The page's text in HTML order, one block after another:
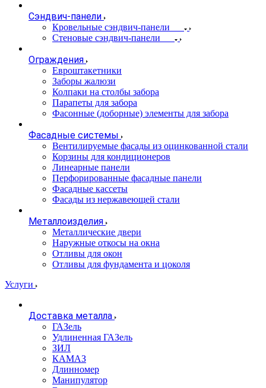
Сэндвич-панели
Кровельные сэндвич-панели
Стеновые сэндвич-панели
Ограждения
Евроштакетники
Заборы жалюзи
Колпаки на столбы забора
Парапеты для забора
Фасонные (доборные) элементы для забора
Фасадные системы
Вентилируемые фасады из оцинкованной стали
Корзины для кондиционеров
Линеарные панели
Перфорированные фасадные панели
Фасадные кассеты
Фасады из нержавеющей стали
Металлоизделия
Металлические двери
Наружные откосы на окна
Отливы для окон
Отливы для фундамента и цоколя
Услуги
Доставка металла
ГАЗель
Удлиненная ГАЗель
ЗИЛ
КАМАЗ
Длинномер
Манипулятор